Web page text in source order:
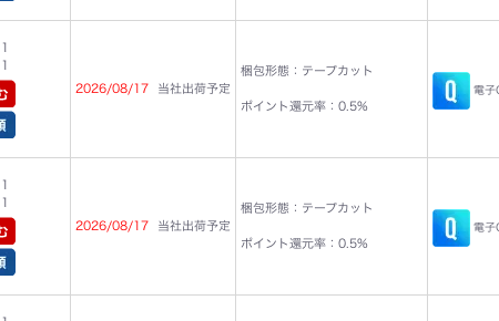
2026/08/17
当社出荷予定
梱包形態：テープカット
ポイント還元率：0.5%
電子
2026/08/17
当社出荷予定
梱包形態：テープカット
ポイント還元率：0.5%
電子